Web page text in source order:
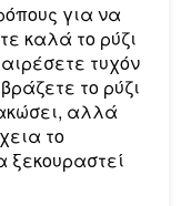
για να
καλά το ρύζι
τυχόν
το ρύζι
αλλά
το
ξεκουραστεί